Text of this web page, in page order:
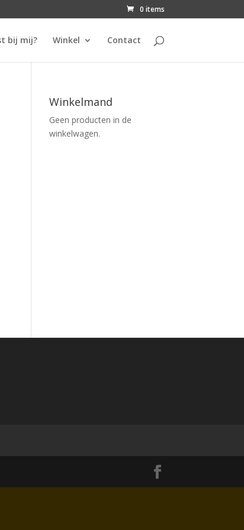
0 items
bij mij? Winkel Contact
Winkelmand
Geen producten in de
winkelwagen.